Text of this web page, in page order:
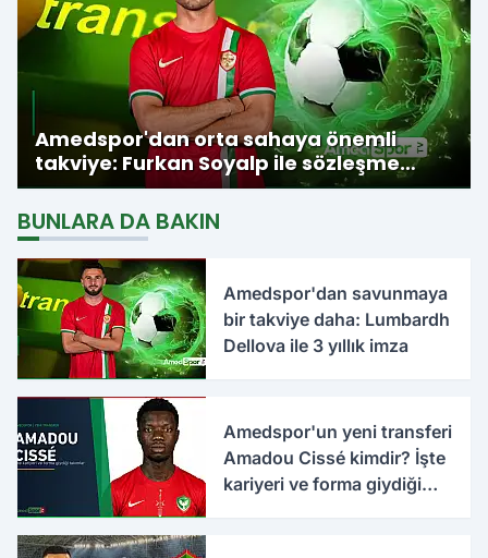
Amedspor'dan orta sahaya önemli
takviye: Furkan Soyalp ile sözleşme
imzalandı
BUNLARA DA BAKIN
Amedspor'dan savunmaya
bir takviye daha: Lumbardh
Dellova ile 3 yıllık imza
Amedspor'un yeni transferi
Amadou Cissé kimdir? İşte
kariyeri ve forma giydiği